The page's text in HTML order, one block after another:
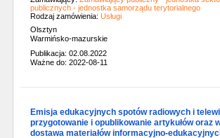
publicznych - jednostka samorządu terytorialnego
Rodzaj zamówienia: Usługi
Olsztyn
Warmińsko-mazurskie
Publikacja: 02.08.2022
Ważne do: 2022-08-11
Emisja edukacyjnych spotów radiowych i
przygotowanie i opublikowanie artykułów oraz
dostawa materiałów informacyjno-